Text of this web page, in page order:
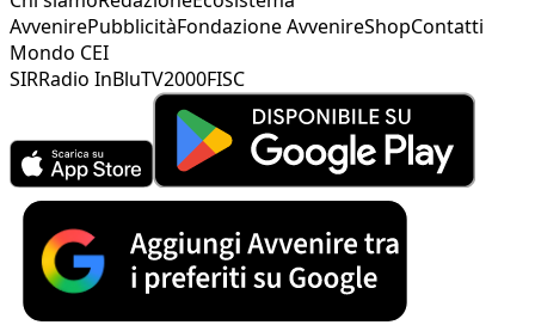
AvvenirePubblicitàFondazione AvvenireShopContatti
Mondo CEI
SIRRadio InBluTV2000FISC